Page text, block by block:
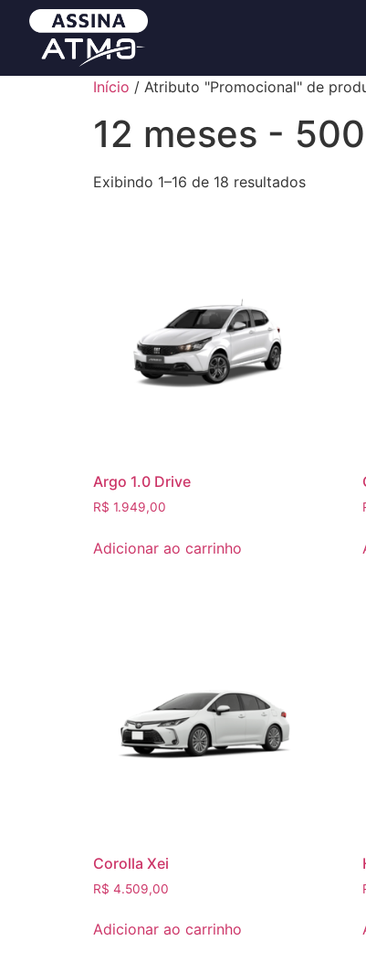
Início / Atributo "Promocional" de
12 meses -
Exibindo 1–16 de 18 resultados
Argo 1.0 Drive
R$ 1.949,00
Adicionar ao carrinho
Corolla Xei
R$ 4.509,00
Adicionar ao carrinho